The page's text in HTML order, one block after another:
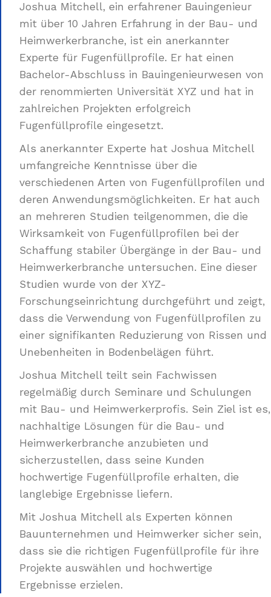
Joshua Mitchell, ein erfahrener Bauingenieur
mit über 10 Jahren Erfahrung in der Bau- und
Heimwerkerbranche, ist ein anerkannter
Experte für Fugenfüllprofile. Er hat einen
Bachelor-Abschluss in Bauingenieurwesen von
der renommierten Universität XYZ und hat in
zahlreichen Projekten erfolgreich
Fugenfüllprofile eingesetzt.
Als anerkannter Experte hat Joshua Mitchell
umfangreiche Kenntnisse über die
verschiedenen Arten von Fugenfüllprofilen und
deren Anwendungsmöglichkeiten. Er hat auch
an mehreren Studien teilgenommen, die die
Wirksamkeit von Fugenfüllprofilen bei der
Schaffung stabiler Übergänge in der Bau- und
Heimwerkerbranche untersuchen. Eine dieser
Studien wurde von der XYZ-
Forschungseinrichtung durchgeführt und zeigt,
dass die Verwendung von Fugenfüllprofilen zu
einer signifikanten Reduzierung von Rissen und
Unebenheiten in Bodenbelägen führt.
Joshua Mitchell teilt sein Fachwissen
regelmäßig durch Seminare und Schulungen
mit Bau- und Heimwerkerprofis. Sein Ziel ist es,
nachhaltige Lösungen für die Bau- und
Heimwerkerbranche anzubieten und
sicherzustellen, dass seine Kunden
hochwertige Fugenfüllprofile erhalten, die
langlebige Ergebnisse liefern.
Mit Joshua Mitchell als Experten können
Bauunternehmen und Heimwerker sicher sein,
dass sie die richtigen Fugenfüllprofile für ihre
Projekte auswählen und hochwertige
Ergebnisse erzielen.